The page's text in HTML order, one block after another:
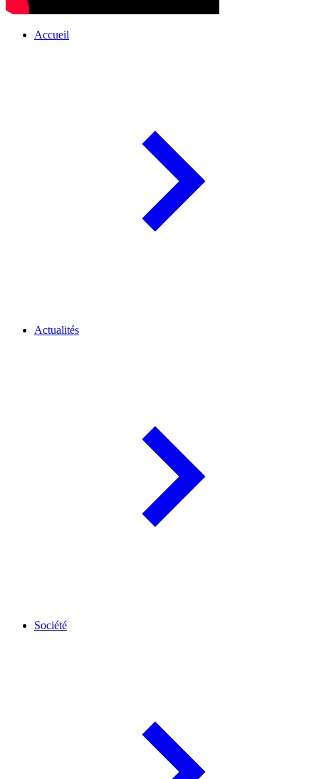
Accueil
Actualités
Société